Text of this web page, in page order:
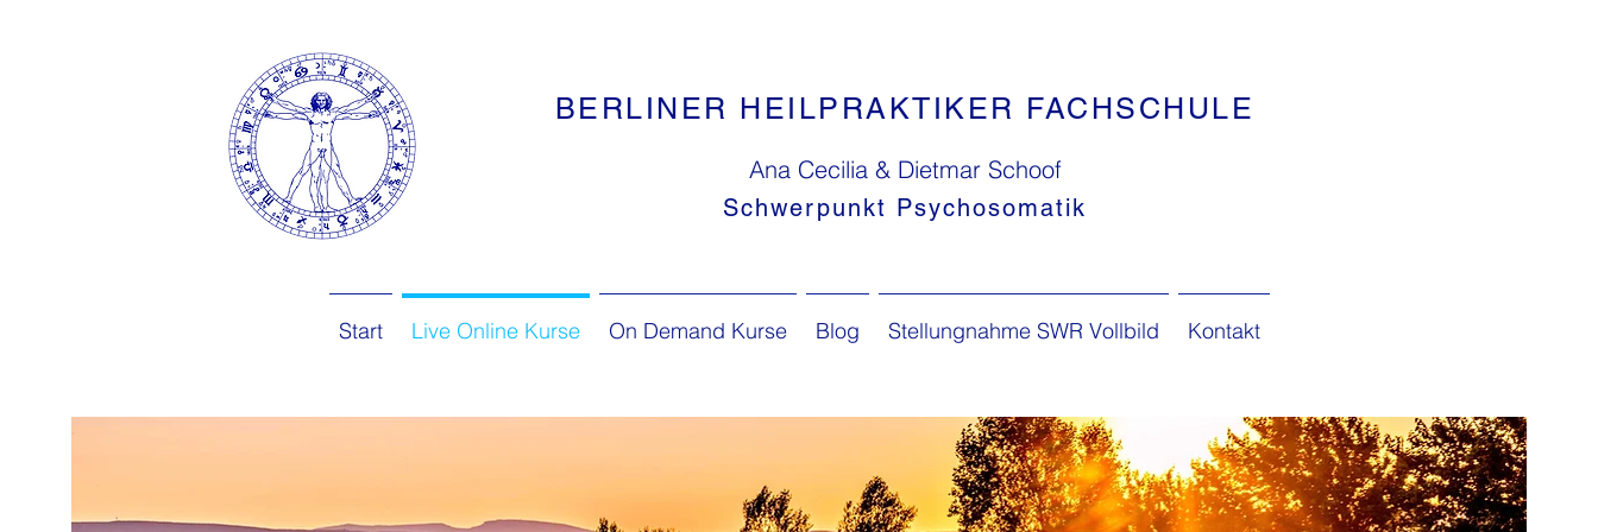
BERLINER HEILPRAKTIKER FACHSCHULE
Ana Cecilia & Dietmar Schoof
Schwerpunkt Psychosomatik
Start Live Online Kurse On Demand Kurse Blog Stellungnahme SWR Vollbild Kontakt